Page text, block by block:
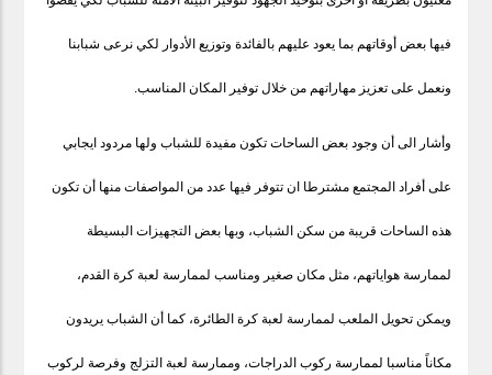
فيها بعض أوقاتهم بما يعود عليهم بالفائدة وتوزيع الأدوار لكي نرعى شبابنا
ونعمل على تعزيز مهاراتهم من خلال توفير المكان المناسب.
وأشار الى أن وجود بعض الساحات تكون مفيدة للشباب ولها مردود ايجابي
على أفراد المجتمع مشترطا ان تتوفر فيها عدد من المواصفات منها أن تكون
هذه الساحات قريبة من سكن الشباب، وبها بعض التجهيزات البسيطة
لممارسة هواياتهم، مثل مكان صغير ومناسب لممارسة لعبة كرة القدم،
ويمكن تحويل الملعب لممارسة لعبة كرة الطائرة، كما أن الشباب يريدون
مكاناً مناسبا لممارسة ركوب الدراجات، وممارسة لعبة التزلج وفرصة لركوب